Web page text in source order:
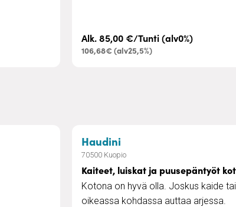
Alk. 85,00 €/Tunti (alv0%)
106,68€ (alv25,5%)
Haudini – Kaiteet, luiskat ja
70500 Kuopio
Kaiteet, luiskat ja puusepäntyöt
Kotona on hyvä olla. Joskus kaide
oikeassa kohdassa auttaa arjessa.